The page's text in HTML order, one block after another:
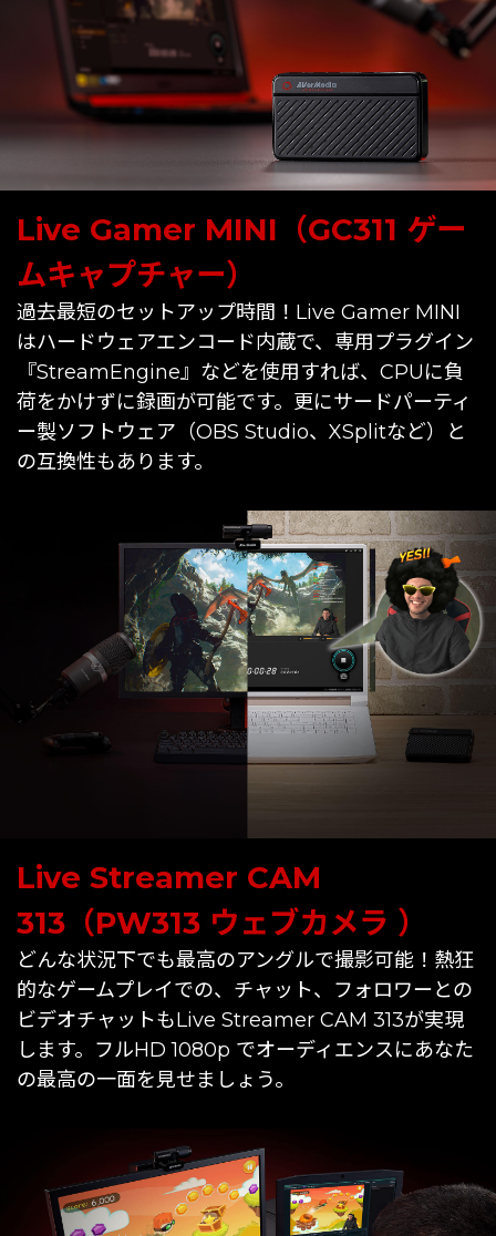
Live Gamer MINI（GC311 ゲー
ムキャプチャー）
過去最短のセットアップ時間！Live Gamer MINI
はハードウェアエンコード内蔵で、専用プラグイン
『StreamEngine』などを使用すれば、CPUに負
荷をかけずに録画が可能です。更にサードパーティ
ー製ソフトウェア（OBS Studio、XSplitなど）と
の互換性もあります。
Live Streamer CAM
313（PW313 ウェブカメラ ）
どんな状況下でも最高のアングルで撮影可能！熱狂
的なゲームプレイでの、チャット、フォロワーとの
ビデオチャットもLive Streamer CAM 313が実現
します。フルHD 1080p でオーディエンスにあなた
の最高の一面を見せましょう。